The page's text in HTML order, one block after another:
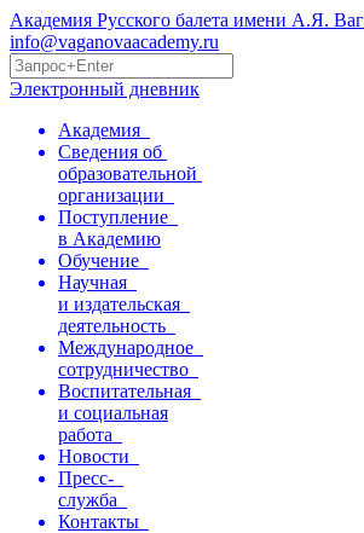
Академия Русского балета имени А.Я.
info@vaganovaacademy.ru
Электронный дневник
Академия
Сведения об
образовательной
организации
Поступление
в Академию
Обучение
Научная
и издательская
деятельность
Международное
сотрудничество
Воспитательная
и социальная
работа
Новости
Пресс-
служба
Контакты